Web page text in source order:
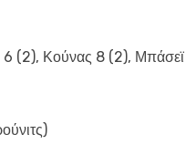
(2), Κούνας 8 (2),